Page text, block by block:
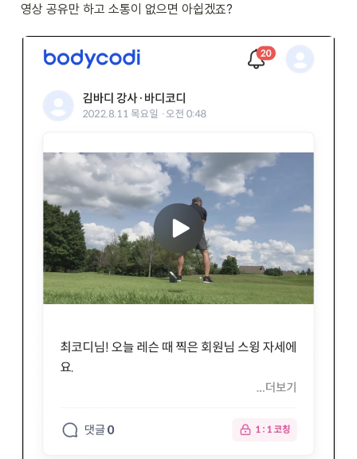
영상 공유만 하고 소통이 없으면 아쉽겠죠?